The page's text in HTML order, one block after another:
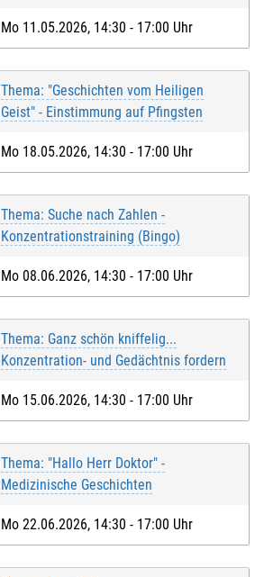
Mo 11.05.2026, 14:30 - 17:00 Uhr
Thema: "Geschichten vom Heiligen
Geist" - Einstimmung auf Pfingsten
Mo 18.05.2026, 14:30 - 17:00 Uhr
Thema: Suche nach Zahlen -
Konzentrationstraining (Bingo)
Mo 08.06.2026, 14:30 - 17:00 Uhr
Thema: Ganz schön kniffelig...
Konzentration- und Gedächtnis fordern
Mo 15.06.2026, 14:30 - 17:00 Uhr
Thema: "Hallo Herr Doktor" -
Medizinische Geschichten
Mo 22.06.2026, 14:30 - 17:00 Uhr